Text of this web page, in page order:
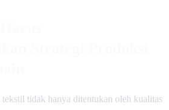
tekstil tidak hanya ditentukan oleh kualitas